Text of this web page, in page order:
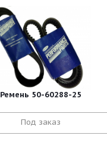
Ремень 50-60288-25
Под заказ